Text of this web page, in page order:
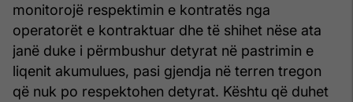
monitorojë respektimin e kontratës nga
operatorët e kontraktuar dhe të shihet nëse ata
janë duke i përmbushur detyrat në pastrimin e
liqenit akumulues, pasi gjendja në terren tregon
që nuk po respektohen detyrat. Kështu që duhet